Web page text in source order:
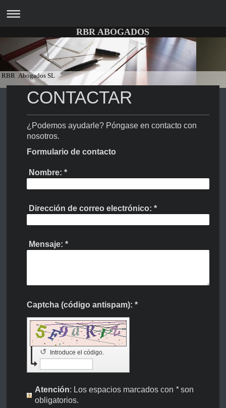
RBR ABOGADOS
RBR Abogados SL
CONTACTAR
¿Podemos ayudarle? Póngase en contacto con
nosotros.
Formulario de contacto
Nombre: *
Dirección de correo electrónico: *
Mensaje: *
Captcha (código antispam): *
Introduce el código.
↺
Atención : Los espacios marcados con *son
obligatorios.